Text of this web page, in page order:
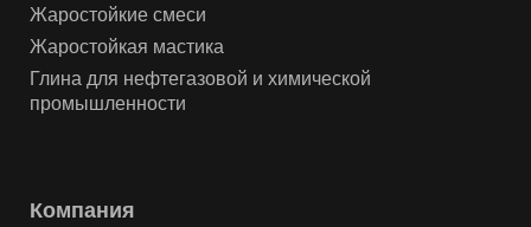
Жаростойкие смеси
Жаростойкая мастика
Глина для нефтегазовой и химической
промышленности
Компания